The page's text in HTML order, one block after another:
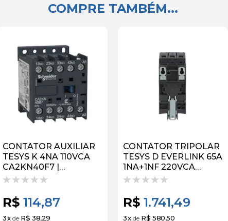
COMPRE TAMBÉM...
CONTATOR AUXILIAR
TESYS K 4NA 110VCA
CA2KN40F7 |
SCHNEIDER
R$ 114,87
3x de R$ 38,29
CONTATOR TRIPOLAR
TESYS D EVERLINK 65A
1NA+1NF 220VCA
LC1D65AM7 |
R$ 1.741,49
3x de R$ 580,50